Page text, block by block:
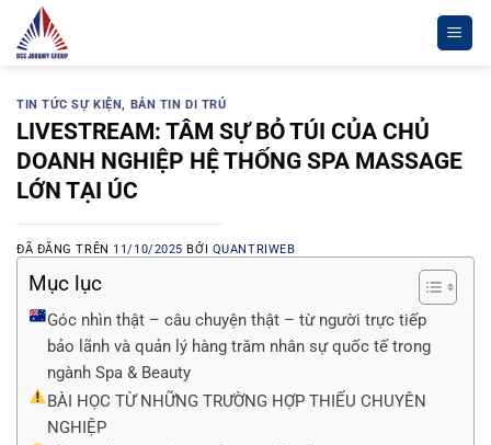
Chuyển
đến
dungTIN TỨC SỰ KIỆN, BẢN TIN DI TRÚ
LIVESTREAM: TÂM SỰ BỎ TÚI CỦA CHỦ
DOANH NGHIỆP HỆ THỐNG SPA MASSAGE
LỚN TẠI ÚC
ĐÃ ĐĂNG TRÊN 11/10/2025 BỞI QUANTRIWEB
Mục lục
Góc nhìn thật – câu chuyện thật – từ người trực tiếp
bảo lãnh và quản lý hàng trăm nhân sự quốc tế trong
ngành Spa & Beauty
BÀI HỌC TỪ NHỮNG TRƯỜNG HỢP THIẾU CHUYÊN
NGHIỆP